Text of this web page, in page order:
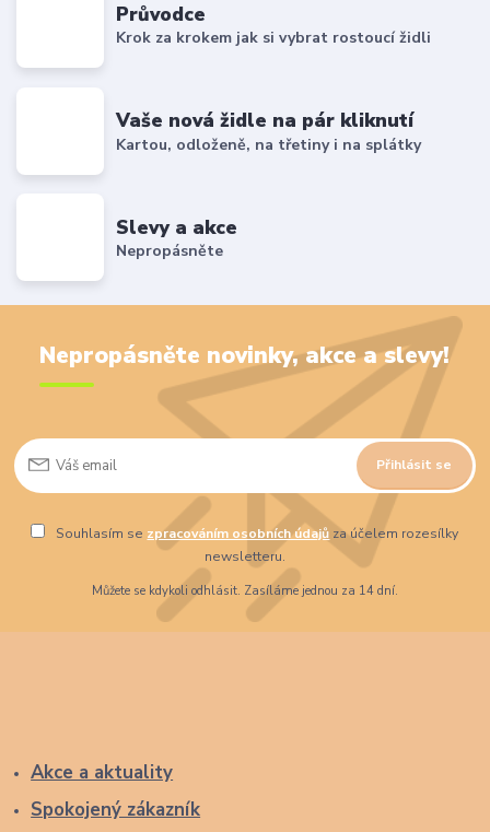
Průvodce
Krok za krokem jak si vybrat rostoucí židli
Vaše nová židle na pár kliknutí
Kartou, odloženě, na třetiny i na splátky
Slevy a akce
Nepropásněte
Nepropásněte novinky, akce a slevy!
Přihlásit se
Souhlasím se zpracováním osobních údajů za účelem rozesílky
newsletteru.
Můžete se kdykoli odhlásit. Zasíláme jednou za 14 dní.
Akce a aktuality
Spokojený zákazník